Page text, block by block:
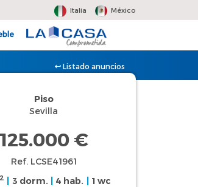
Italia México
Listado anuncios
Piso
Sevilla
125.000 €
Ref. LCSE41961
2 3 dorm. 4 hab. 1 wc